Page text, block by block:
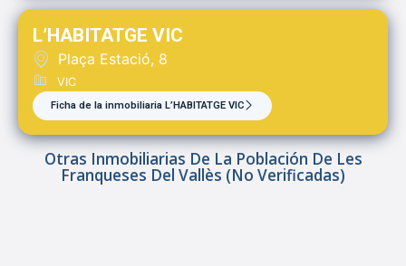
L’HABITATGE VIC
Plaça Estació, 8
VIC
Ficha de la inmobiliaria L’HABITATGE VIC
Otras Inmobiliarias De La Población De Les
Franqueses Del Vallès (no Verificadas)